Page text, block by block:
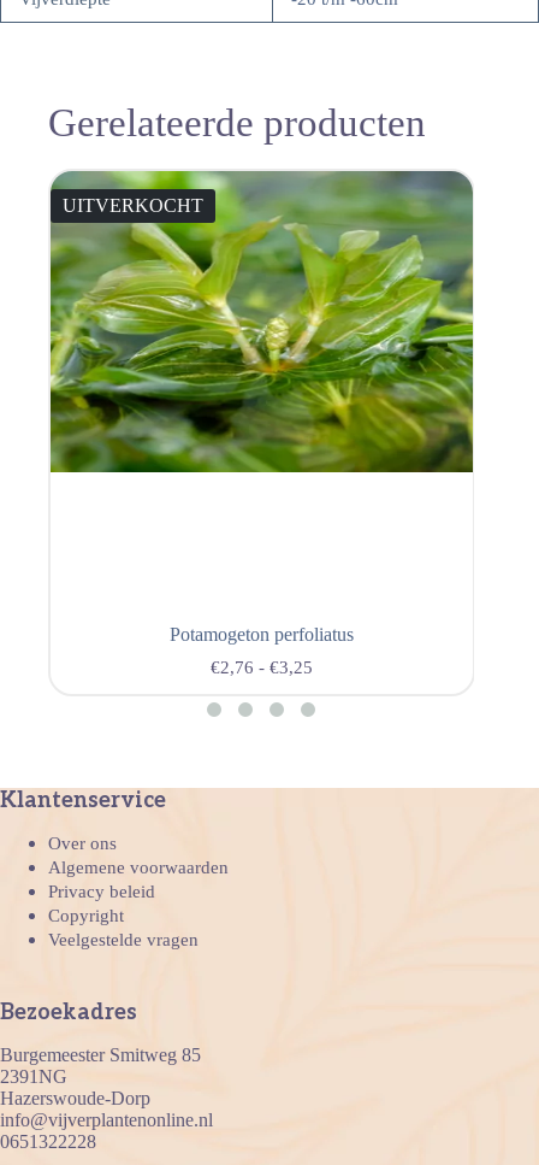
Gerelateerde producten
UITVERKOCHT
Potamogeton perfoliatus
€2,76 -€3,25
Klantenservice
Over ons
Algemene voorwaarden
Privacy beleid
Copyright
Veelgestelde vragen
Bezoekadres
Burgemeester Smitweg 85
2391NG
Hazerswoude-Dorp
info@vijverplantenonline.nl
0651322228